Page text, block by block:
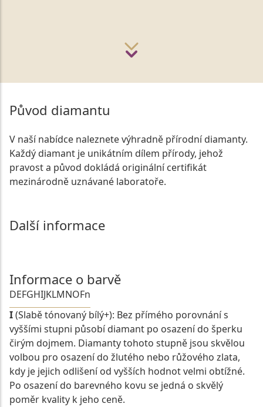
Původ diamantu
V naší nabídce naleznete výhradně přírodní diamanty.
Každý diamant je unikátním dílem přírody, jehož
pravost a původ dokládá originální certifikát
mezinárodně uznávané laboratoře.
Další informace
Informace o barvě
DEFGHIJKLMNOFn
I(Slabě tónovaný bílý+): Bez přímého porovnání s
vyššími stupni působí diamant po osazení do šperku
čirým dojmem. Diamanty tohoto stupně jsou skvělou
volbou pro osazení do žlutého nebo růžového zlata,
kdy je jejich odlišení od vyšších hodnot velmi obtížné.
Po osazení do barevného kovu se jedná o skvělý
poměr kvality k jeho ceně.